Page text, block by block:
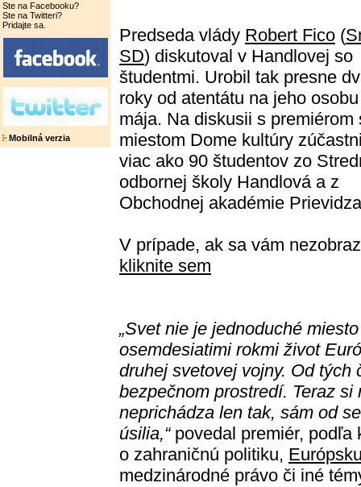
Ste na Facebooku?
Ste na Twitteri?
Pridajte sa.
Mobilná verzia
Predseda vlády Robert Fico (
SD) diskutoval v Handlovej so
študentmi. Urobil tak presne
roky od atentátu na jeho
mája. Na diskusii s premiérom
miestom Dome kultúry
viac ako 90 študentov zo
odbornej školy Handlová a z
Obchodnej akadémie
V prípade, ak sa vám
kliknite sem
„Svet nie je jednoduché
osemdesiatimi rokmi život
druhej svetovej vojny. Od
bezpečnom prostredí. Teraz
neprichádza len tak, sám od
úsilia,“povedal premiér, podľa
o zahraničnú politiku,
medzinárodné právo či iné